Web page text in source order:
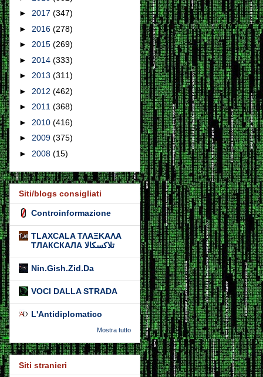
► 2017 (347)
► 2016 (278)
► 2015 (269)
► 2014 (333)
► 2013 (311)
► 2012 (462)
► 2011 (368)
► 2010 (416)
► 2009 (375)
► 2008 (15)
Siti/blogs consigliati
Controinformazione
TLAXCALA ΤΛΑΞΚΑΛΑ
ТЛАКСКАЛА تلاكسكالا
Nin.Gish.Zid.Da
VOCI DALLA STRADA
L'Antidiplomatico
Mostra tutto
Siti stranieri